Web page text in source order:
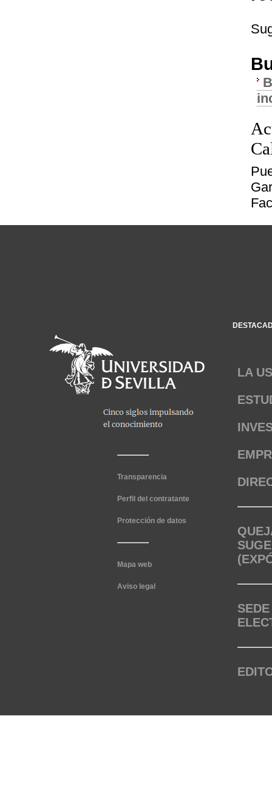
Transparencia
Perfil del contratante
Protección de datos
Mapa web
Aviso legal
LA US
SEDE